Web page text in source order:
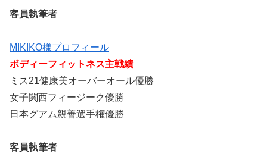
客員執筆者
MIKIKO様プロフィール
ボディーフィットネス主戦績
ミス21健康美オーバーオール優勝
女子関西フィージーク優勝
日本グアム親善選手権優勝
客員執筆者